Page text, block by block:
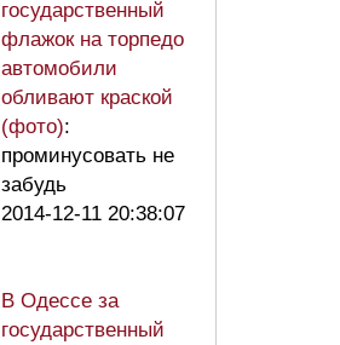
государственный
флажок на торпедо
автомобили
обливают краской
(фото):
проминусовать не
забудь
2014-12-11 20:38:07
В Одессе за
государственный